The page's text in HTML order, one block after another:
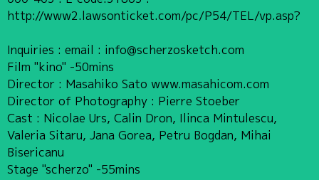
http://www2.lawsonticket.com/pc/P54/TEL/vp.asp?
Inquiries : email : info@scherzosketch.com
Film "kino" -50mins
Director : Masahiko Sato www.masahicom.com
Director of Photography : Pierre Stoeber
Cast : Nicolae Urs, Calin Dron, Ilinca Mintulescu,
Valeria Sitaru, Jana Gorea, Petru Bogdan, Mihai
Bisericanu
Stage "scherzo" -55mins